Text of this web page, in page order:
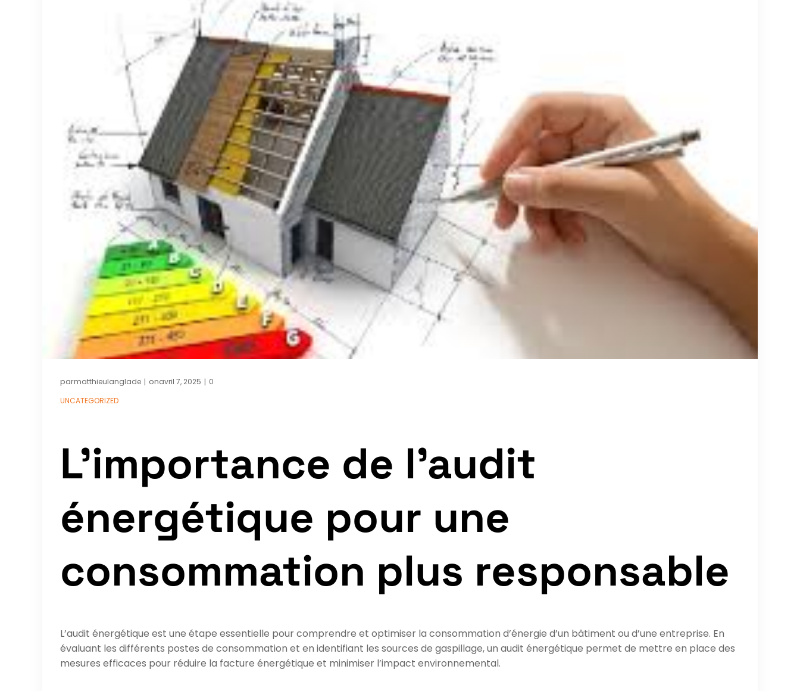
parmatthieulanglade | onavril 7, 2025 | 0
UNCATEGORIZED
L’importance de l’audit
énergétique pour une
consommation plus responsable
L’audit énergétique est une étape essentielle pour comprendre et optimiser la consommation d’énergie d’un bâtiment ou d’une entreprise. En
évaluant les différents postes de consommation et en identifiant les sources de gaspillage, un audit énergétique permet de mettre en place des
mesures efficaces pour réduire la facture énergétique et minimiser l’impact environnemental.